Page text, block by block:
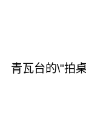
青瓦台的\"拍